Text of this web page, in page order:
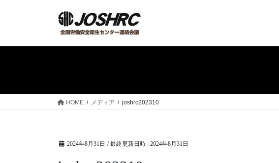
HOME メディア joshrc202310
2024年8月31日 / 最終更新日時 : 2024年8月31日